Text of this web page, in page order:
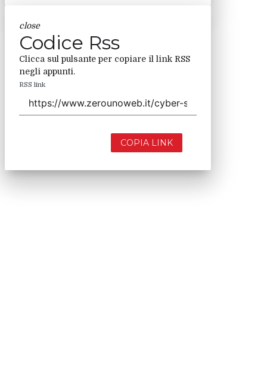
close
Codice Rss
Clicca sul pulsante per copiare il link RSS
negli appunti.
RSS link
COPIA LINK